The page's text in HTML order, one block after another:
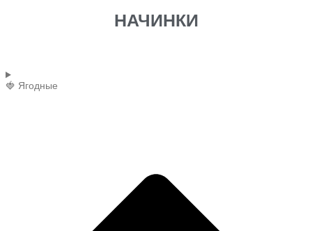
НАЧИНКИ
🍓 Ягодные